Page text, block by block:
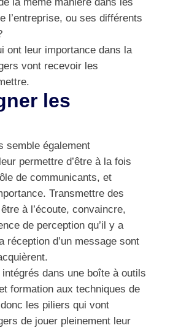
la même manière dans les
l’entreprise, ou ses différents
ont leur importance dans la
vont recevoir les
les
semble également
permettre d’être à la fois
de communicants, et
Transmettre des
à l’écoute, convaincre,
de perception qu’il y a
réception d’un message sont
dans une boîte à outils
formation aux techniques de
les piliers qui vont
de jouer pleinement leur